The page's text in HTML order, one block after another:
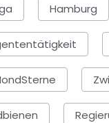
Hamburg